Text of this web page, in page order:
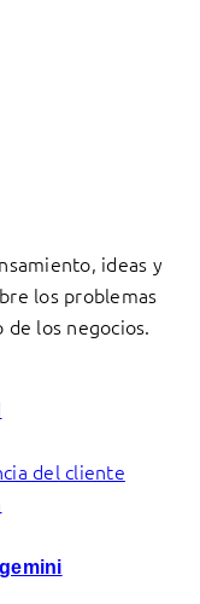
ideas y
los problemas
los negocios.
del cliente